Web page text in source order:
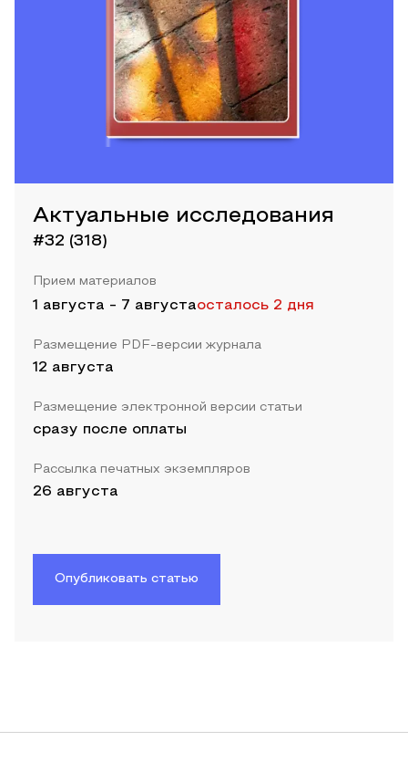
Актуальные исследования
#32 (318)
Прием материалов
1 августа - 7 августаосталось 2 дня
Размещение PDF-версии журнала
12 августа
Размещение электронной версии статьи
сразу после оплаты
Рассылка печатных экземпляров
26 августа
Опубликовать статью